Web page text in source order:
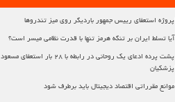
پروژه استعفای رییس جمهور باردیگر روی میز تندروها
آیا تسلط ایران بر تنگه هرمز تنها با قدرت نظامی میسر است؟
پشت پرده ادعای یک روحانی در رابطه با ۲۸ بار استعفای مسعود
پزشکیان
موانع مقرراتی اقتصاد دیجیتال باید برطرف شود